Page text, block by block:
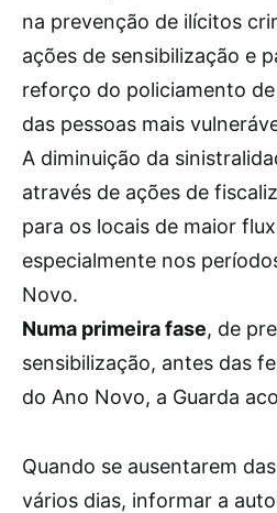
na prevenção de ilícitos
ações de sensibilização e
reforço do policiamento
das pessoas mais
A diminuição da
através de ações de
para os locais de maior
especialmente nos
Novo.
Numa primeira fase, de
sensibilização, antes das
do Ano Novo, a Guarda
Quando se ausentarem
vários dias, informar a